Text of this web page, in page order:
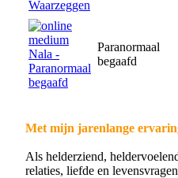
Paranormaal
begaafd
Met mijn jarenlange
Als helderziend,
relaties, liefde en